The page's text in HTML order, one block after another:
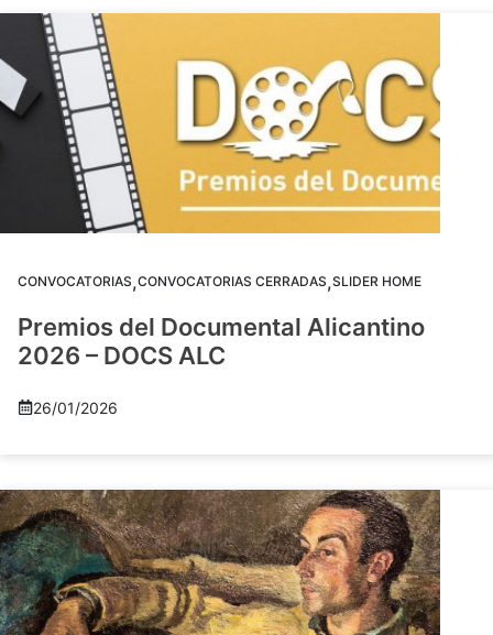
CONVOCATORIAS,CONVOCATORIAS CERRADAS,SLIDER HOME
Premios del Documental Alicantino
2026 – DOCS ALC
26/01/2026